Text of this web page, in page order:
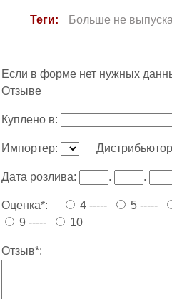
Теги: Больше не
Если в форме нет нужных
Отзыве
Куплено в:
Импортер:
Дата розлива: . .
Оценка*: 4 ----- 5 -----
9 -----
10
Отзыв*: